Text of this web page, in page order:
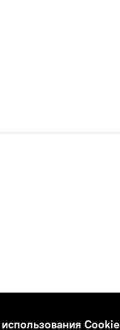
Cookie